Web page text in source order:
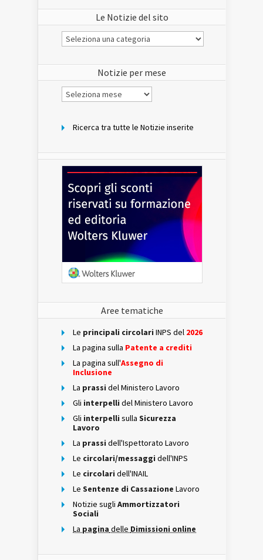
Le Notizie del sito
Le
Notizie
Notizie per mese
Notizie
per
Ricerca tra tutte le Notizie inserite
Aree tematiche
Le principali circolari INPS del 2026
La pagina sulla Patente a crediti
La pagina sull'Assegno di
Inclusione
La prassi del Ministero Lavoro
Gli interpelli del Ministero Lavoro
Gli interpelli sulla Sicurezza
Lavoro
La prassi dell'Ispettorato Lavoro
Le circolari/messaggi dell'INPS
Le circolari dell'INAIL
Le Sentenze di Cassazione Lavoro
Notizie sugli Ammortizzatori
Sociali
La pagina delle Dimissioni online